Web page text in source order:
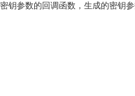
密钥参数的回调函数，生成的密钥